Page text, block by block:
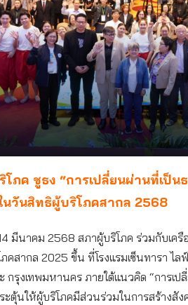
โภค ชูธง “การเปลี่ยนผ่านที่เป็
นวันสิทธิผู้บริโภคสากล 2568
มีนาคม 2568 สภาผู้บริโภค ร่วมกับเค
คสากล 2025 ขึ้น ที่โรงแรมเซ็นทารา ไล
กรุงเทพมหานคร ภายใต้แนวคิด “การเ
ะตุ้นให้ผู้บริโภคมีส่วนร่วมในการสร้างสั